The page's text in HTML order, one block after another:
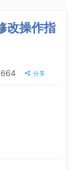
改操作指
分享